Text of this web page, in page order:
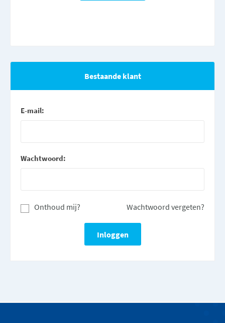
Bestaande klant
E-mail:
Wachtwoord:
Wachtwoord vergeten?
Onthoud mij?